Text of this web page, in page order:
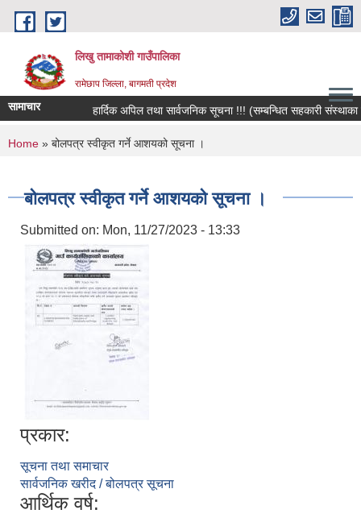
Skip to main content
लिखु तामाकोशी गाउँपालिका
रामेछाप जिल्ला, बागमती प्रदेश
सामाचार हार्दिक अपिल तथा सार्वजनिक सूचना !!! (सम्बन्धित सहकारी संस्थाका
You are here
Home » बोलपत्र स्वीकृत गर्ने आशयको सूचना ।
बोलपत्र स्वीकृत गर्ने आशयको सूचना ।
Submitted on: Mon, 11/27/2023 - 13:33
प्रकार:
सूचना तथा समाचार
सार्वजनिक खरीद / बोलपत्र सूचना
आर्थिक वर्ष: